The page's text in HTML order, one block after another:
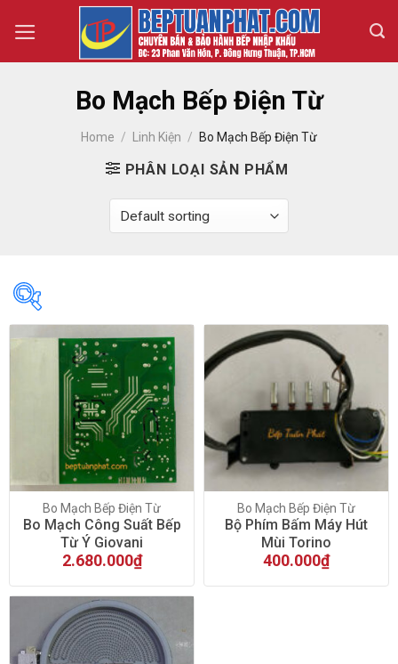
Bo Mạch Bếp Điện Từ
Home / Linh Kiện / Bo Mạch Bếp Điện Từ
PHÂN LOẠI SẢN PHẨM
400 000₫ 2 680 000₫
970 000 2 110 000 2 680 000
On sale(135)
Bo Mạch Bếp Điện Từ
Bo Mạch Công Suất Bếp
Từ Ý Giovani
2.680.000₫
Bo Mạch Bếp Điện Từ
Bộ Phím Bấm Máy Hút
Mùi Torino
400.000₫